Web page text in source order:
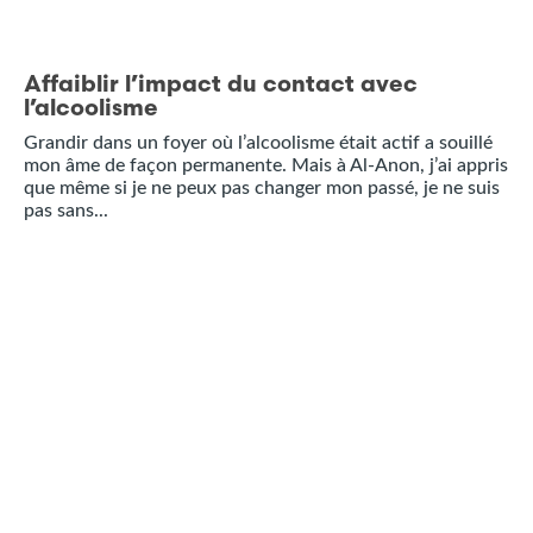
Affaiblir l’impact du contact avec
l’alcoolisme
Grandir dans un foyer où l’alcoolisme était actif a souillé
mon âme de façon permanente. Mais à Al-Anon, j’ai appris
que même si je ne peux pas changer mon passé, je ne suis
pas sans...